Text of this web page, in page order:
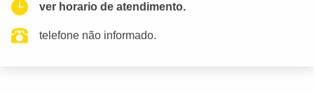
ver horario de atendimento.
telefone não informado.